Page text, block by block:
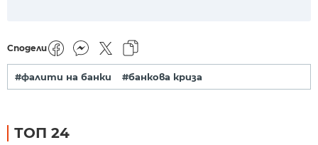
Сподели
#фалити на банки #банкова криза
ТОП 24